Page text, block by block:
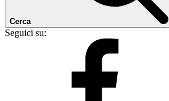
Cerca
Seguici su: